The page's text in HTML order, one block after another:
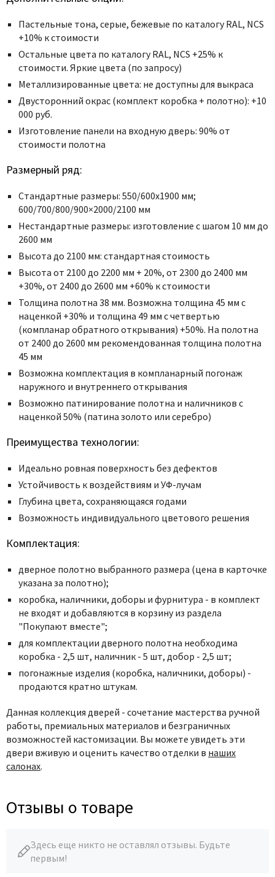
Пастельные тона, серые, бежевые по каталогу RAL, NCS
+10% к стоимости
Остальные цвета по каталогу RAL, NCS +25% к
стоимости. Яркие цвета (по запросу)
Металлизированные цвета: не доступны для выкраса
Двусторонний окрас (комплект коробка + полотно): +10
000 руб.
Изготовление панели на входную дверь: 90% от
стоимости полотна
Размерный ряд:
Стандартные размеры: 550/600х1900 мм;
600/700/800/900×2000/2100 мм
Нестандартные размеры: изготовление с шагом 10 мм до
2600 мм
Высота до 2100 мм: стандартная стоимость
Высота от 2100 до 2200 мм + 20%, от 2300 до 2400 мм
+30%, от 2400 до 2600 мм +60% к стоимости
Толщина полотна 38 мм. Возможна толщина 45 мм с
наценкой +30% и толщина 49 мм с четвертью
(компланар обратного открывания) +50%. На полотна
от 2400 до 2600 мм рекомендованная толщина полотна
45 мм
Возможна комплектация в компланарный погонаж
наружного и внутреннего открывания
Возможно патинирование полотна и наличников с
наценкой 50% (патина золото или серебро)
Преимущества технологии:
Идеально ровная поверхность без дефектов
Устойчивость к воздействиям и УФ-лучам
Глубина цвета, сохраняющаяся годами
Возможность индивидуального цветового решения
Комплектация:
дверное полотно выбранного размера (цена в карточке
указана за полотно);
коробка, наличники, доборы и фурнитура - в комплект
не входят и добавляются в корзину из раздела
"Покупают вместе";
для комплектации дверного полотна необходима
коробка - 2,5 шт, наличник - 5 шт, добор - 2,5 шт;
погонажные изделия (коробка, наличники, доборы) -
продаются кратно штукам.
Данная коллекция дверей - сочетание мастерства ручной
работы, премиальных материалов и безграничных
возможностей кастомизации. Вы можете увидеть эти
двери вживую и оценить качество отделки в наших
салонах.
Отзывы о товаре
Здесь еще никто не оставлял отзывы. Будьте
первым!